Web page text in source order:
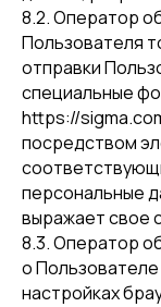
8.2. Оператор
Пользователя
отправки
специальные
https://
посредством
персональные
выражает свое
8.3. Оператор
о
настройках